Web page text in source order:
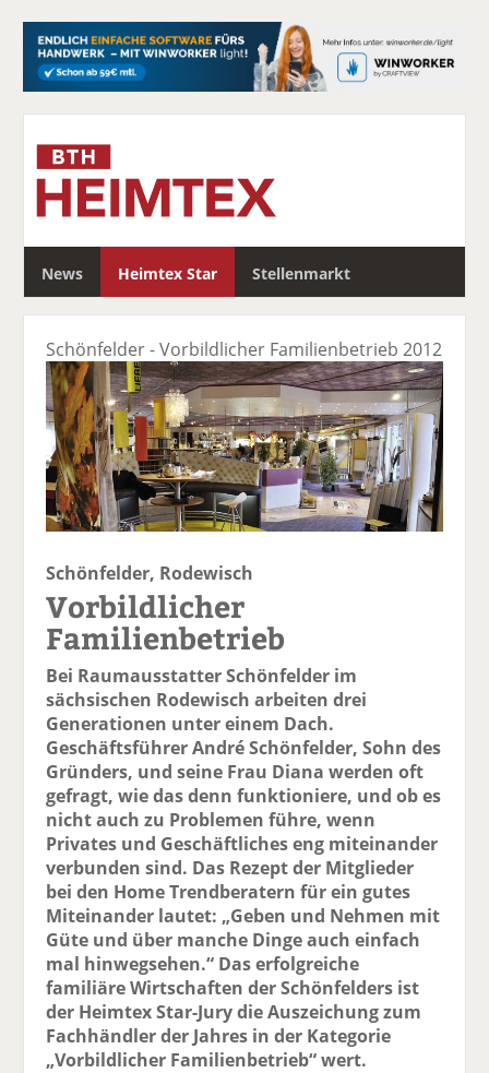
News Heimtex Star Stellenmarkt
c
Schönfelder - Vorbildlicher Familienbetrieb 2012
Schönfelder, Rodewisch
Vorbildlicher
Familienbetrieb
Bei Raumausstatter Schönfelder im
sächsischen Rodewisch arbeiten drei
Generationen unter einem Dach.
Geschäftsführer André Schönfelder, Sohn des
Gründers, und seine Frau Diana werden oft
gefragt, wie das denn funktioniere, und ob es
nicht auch zu Problemen führe, wenn
Privates und Geschäftliches eng miteinander
verbunden sind. Das Rezept der Mitglieder
bei den Home Trendberatern für ein gutes
Miteinander lautet: „Geben und Nehmen mit
Güte und über manche Dinge auch einfach
mal hinwegsehen.“ Das erfolgreiche
familiäre Wirtschaften der Schönfelders ist
der Heimtex Star-Jury die Auszeichung zum
Fachhändler der Jahres in der Kategorie
„Vorbildlicher Familienbetrieb“ wert.